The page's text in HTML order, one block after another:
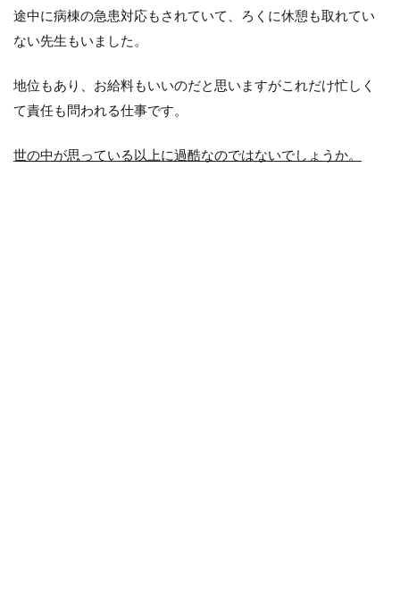
途中に病棟の急患対応もされていて、ろくに休憩も取れてい
ない先生もいました。
地位もあり、お給料もいいのだと思いますがこれだけ忙しく
て責任も問われる仕事です。
世の中が思っている以上に過酷なのではないでしょうか。